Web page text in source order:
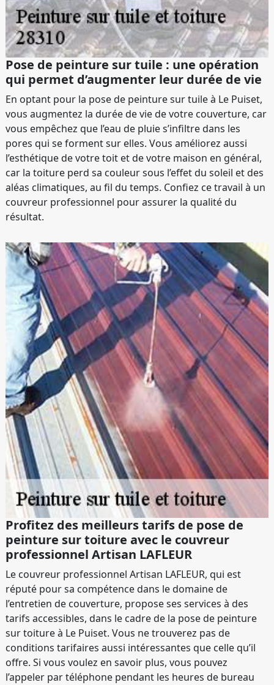
Pose de peinture sur tuile : une opération
qui permet d’augmenter leur durée de vie
En optant pour la pose de peinture sur tuile à Le Puiset,
vous augmentez la durée de vie de votre couverture, car
vous empêchez que l’eau de pluie s’infiltre dans les
pores qui se forment sur elles. Vous améliorez aussi
l’esthétique de votre toit et de votre maison en général,
car la toiture perd sa couleur sous l’effet du soleil et des
aléas climatiques, au fil du temps. Confiez ce travail à un
couvreur professionnel pour assurer la qualité du
résultat.
Profitez des meilleurs tarifs de pose de
peinture sur toiture avec le couvreur
professionnel Artisan LAFLEUR
Le couvreur professionnel Artisan LAFLEUR, qui est
réputé pour sa compétence dans le domaine de
l’entretien de couverture, propose ses services à des
tarifs accessibles, dans le cadre de la pose de peinture
sur toiture à Le Puiset. Vous ne trouverez pas de
conditions tarifaires aussi intéressantes que celle qu’il
offre. Si vous voulez en savoir plus, vous pouvez
l’appeler par téléphone pendant les heures de bureau